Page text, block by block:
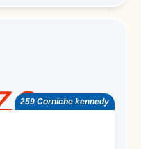
259 Corniche kennedy